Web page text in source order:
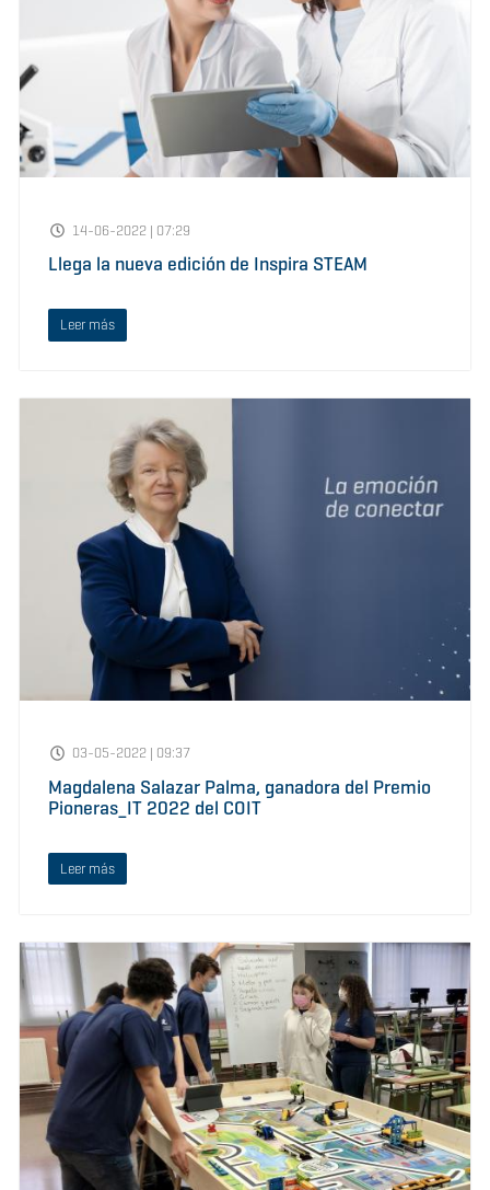
14-06-2022 | 07:29
Llega la nueva edición de Inspira STEAM
Leer más
03-05-2022 | 09:37
Magdalena Salazar Palma, ganadora del Premio
Pioneras_IT 2022 del COIT
Leer más